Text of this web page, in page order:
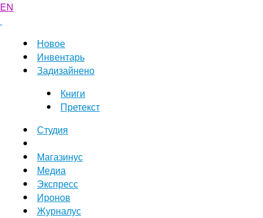
EN
Новое
Инвентарь
Задизайнено
Книги
Претекст
Студия
Магазинус
Медиа
Экспресс
Иронов
Журналус